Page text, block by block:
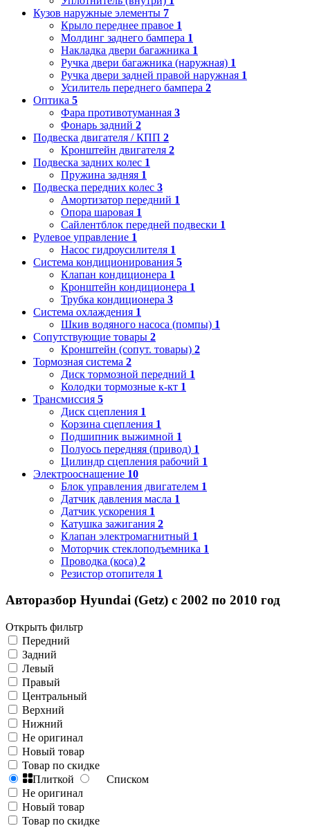
Кузов наружные элементы 7
Крыло переднее правое 1
Молдинг заднего бампера 1
Накладка двери багажника 1
Ручка двери багажника (наружная) 1
Ручка двери задней правой наружная 1
Усилитель переднего бампера 2
Оптика 5
Фара противотуманная 3
Фонарь задний 2
Подвеска двигателя / КПП 2
Кронштейн двигателя 2
Подвеска задних колес 1
Пружина задняя 1
Подвеска передних колес 3
Амортизатор передний 1
Опора шаровая 1
Сайлентблок передней подвески 1
Рулевое управление 1
Насос гидроусилителя 1
Система кондиционирования 5
Клапан кондиционера 1
Кронштейн кондиционера 1
Трубка кондиционера 3
Система охлаждения 1
Шкив водяного насоса (помпы) 1
Сопутствующие товары 2
Кронштейн (сопут. товары) 2
Тормозная система 2
Диск тормозной передний 1
Колодки тормозные к-кт 1
Трансмиссия 5
Диск сцепления 1
Корзина сцепления 1
Подшипник выжимной 1
Полуось передняя (привод) 1
Цилиндр сцепления рабочий 1
Электрооснащение 10
Блок управления двигателем 1
Датчик давления масла 1
Датчик ускорения 1
Катушка зажигания 2
Клапан электромагнитный 1
Моторчик стеклоподъемника 1
Проводка (коса) 2
Резистор отопителя 1
Авторазбор Hyundai (Getz) с 2002 по 2010 год
Открыть фильтр
Передний
Задний
Левый
Правый
Центральный
Верхний
Нижний
Не оригинал
Новый товар
Товар по скидке
Плиткой
Списком
Не оригинал
Новый товар
Товар по скидке